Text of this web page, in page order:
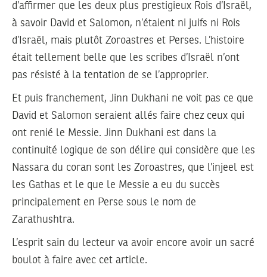
d’affirmer que les deux plus prestigieux Rois d’Israël,
à savoir David et Salomon, n’étaient ni juifs ni Rois
d’Israël, mais plutôt Zoroastres et Perses. L’histoire
était tellement belle que les scribes d’Israël n’ont
pas résisté à la tentation de se l’approprier.
Et puis franchement, Jinn Dukhani ne voit pas ce que
David et Salomon seraient allés faire chez ceux qui
ont renié le Messie. Jinn Dukhani est dans la
continuité logique de son délire qui considère que les
Nassara du coran sont les Zoroastres, que l’injeel est
les Gathas et le que le Messie a eu du succès
principalement en Perse sous le nom de
Zarathushtra.
L’esprit sain du lecteur va avoir encore avoir un sacré
boulot à faire avec cet article.